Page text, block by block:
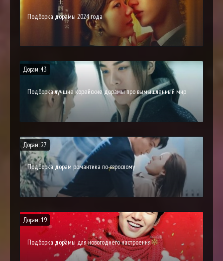
Подборка дорамы 2024 года
Дорам: 43
Подборка лучшие корейские дорамы про вымышленный мир
Дорам: 27
Подборка дорам романтика по-взрослому
Дорам: 19
Подборка дорамы для новогоднего настроения